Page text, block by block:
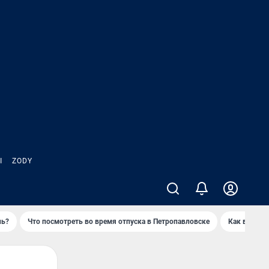
ZODY
Что посмотреть во время отпуска в Петропавловске Как